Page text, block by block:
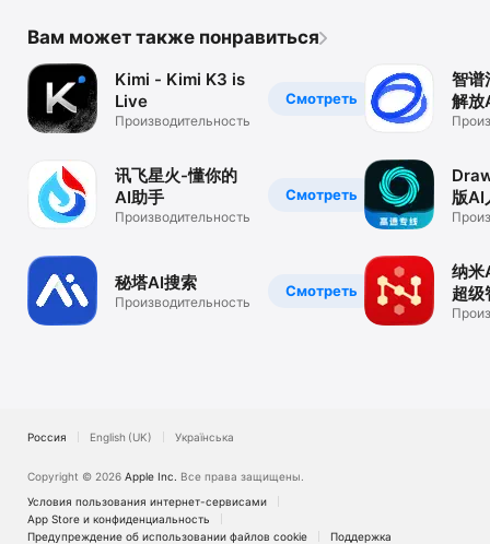
Вам может также понравиться
Смотреть
Kimi - Kimi K3 is
Live
Производительность
Смотреть
讯飞星火-懂你的
AI助手
Производительность
Смотреть
秘塔AI搜索
Производительность
智谱
解放
版AI
纳米
超级
Россия English (UK) Українська
Copyright © 2026 Apple Inc.
Все права защищены.
Условия пользования интернет-сервисами
App Store и конфи­денциальность
Предупреждение об использовании файлов cookie
Поддержка